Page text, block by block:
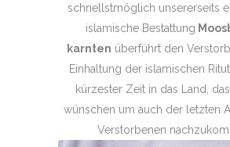
schnellstmöglich unsererseits
islamische Bestattung
karnten überführt den
Einhaltung der islamischen
kürzester Zeit in das Land,
wünschen um auch der letzten
Verstorbenen